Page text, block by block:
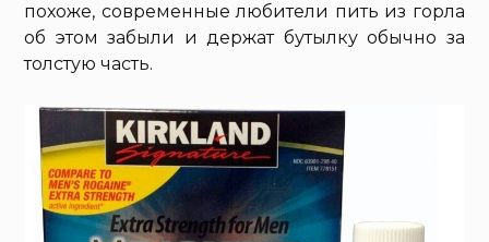
похоже, современные любители пить из горла
об этом забыли и держат бутылку обычно за
толстую часть.